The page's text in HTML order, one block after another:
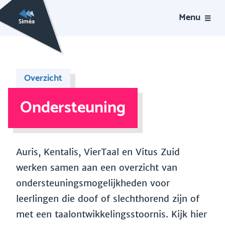
Menu
Overzicht
Ondersteuning
Auris, Kentalis, VierTaal en Vitus Zuid
werken samen aan een overzicht van
ondersteuningsmogelijkheden voor
leerlingen die doof of slechthorend zijn of
met een taalontwikkelingsstoornis. Kijk hier